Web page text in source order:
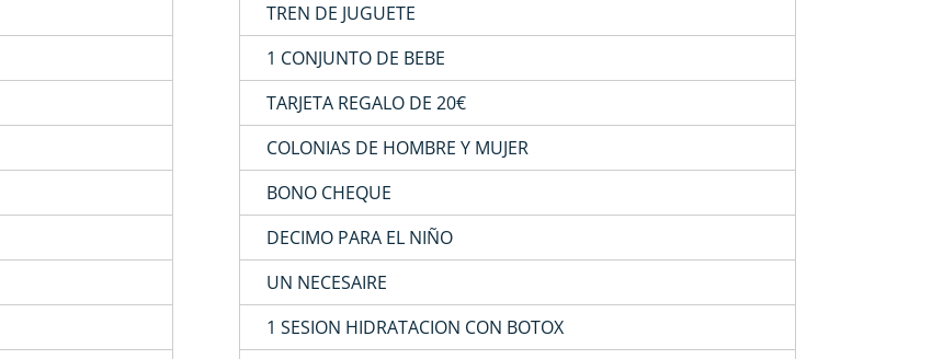
TREN DE JUGUETE
1 CONJUNTO DE BEBE
TARJETA REGALO DE 20€
COLONIAS DE HOMBRE Y MUJER
BONO CHEQUE
DECIMO PARA EL NIÑO
UN NECESAIRE
1 SESION HIDRATACION CON BOTOX